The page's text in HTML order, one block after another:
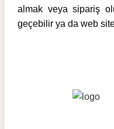
almak veya sipariş
geçebilir ya da web